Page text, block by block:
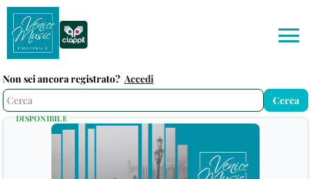
Non sei ancora registrato? Accedi
DISPONIBILE